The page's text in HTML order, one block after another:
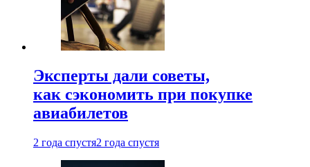
Эксперты дали советы,
как сэкономить при покупке
авиабилетов
2 года спустя2 года спустя